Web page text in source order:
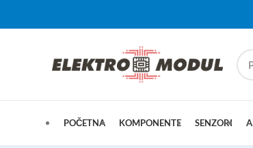
POČETNA KOMPONENTE SENZORI